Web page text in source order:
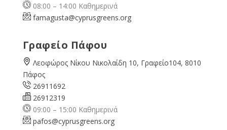
08:00 – 14:00 Καθημερινά
famagusta@cyprusgreens.org
Γραφείο Πάφου
Λεοφώρος Νίκου Νικολαίδη 10, Γραφείο104, 8010
Πάφος
26911692
26912319
09:00 – 15:00 Καθημερινά
pafos@cyprusgreens.org